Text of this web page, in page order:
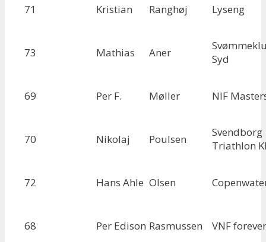
71 Kristian Ranghøj Lyseng
73 Mathias Aner
Syd
69 Per F. Møller NIF
70 Nikolaj Poulsen
Svendborg
Triathlon
72 Hans Ahle Olsen
68 Per Edison Rasmussen VNF forever